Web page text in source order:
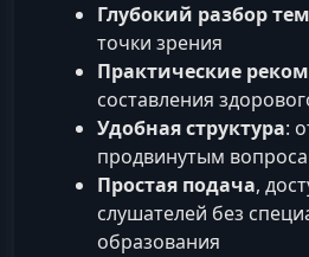
Глубокий разбор
точки зрения
Практические
составления
Удобная структура:
продвинутым
Простая подача,
слушателей без
образования